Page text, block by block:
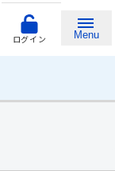
ログイン Menu